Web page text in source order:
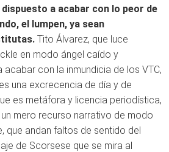
a acabar con lo peor de
el lumpen, ya sean
Tito Álvarez, que luce
en modo ángel caído y
acabar con la inmundicia de los VTC,
una excrecencia de día y de
es metáfora y licencia periodística,
mero recurso narrativo de modo
que andan faltos de sentido del
de Scorsese que se mira al